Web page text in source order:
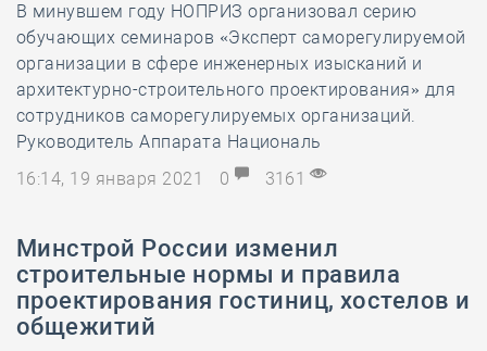
В минувшем году НОПРИЗ организовал серию
обучающих семинаров «Эксперт саморегулируемой
организации в сфере инженерных изысканий и
архитектурно-строительного проектирования» для
сотрудников саморегулируемых организаций.
Руководитель Аппарата Националь
16:14, 19 января 2021
0 3161
Минстрой России изменил
строительные нормы и правила
проектирования гостиниц, хостелов и
общежитий